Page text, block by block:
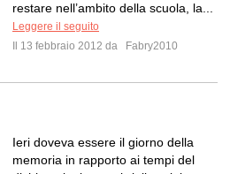
restare nell’ambito della scuola, la...
Leggere il seguito
Il 13 febbraio 2012 da
Fabry2010
Ieri doveva essere il giorno della
memoria in rapporto ai tempi del